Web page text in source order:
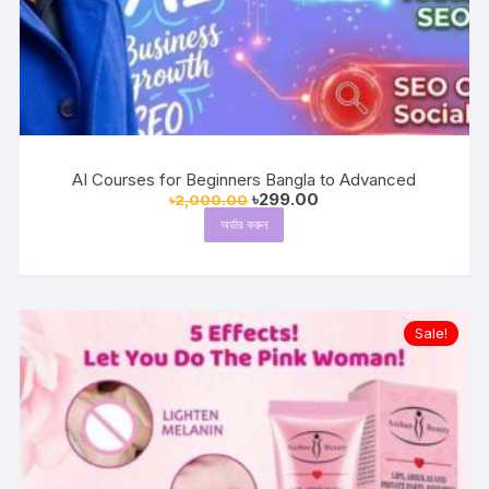
AI Courses for Beginners Bangla to Advanced
৳2,000.00 Original
price
was:
৳2,000.00.
৳299.00
অর্ডার করুন
Sale!